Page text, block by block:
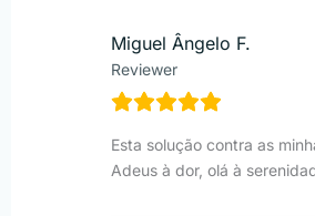
Miguel Ângelo F.
Reviewer
Esta solução contra as
Adeus à dor, olá à